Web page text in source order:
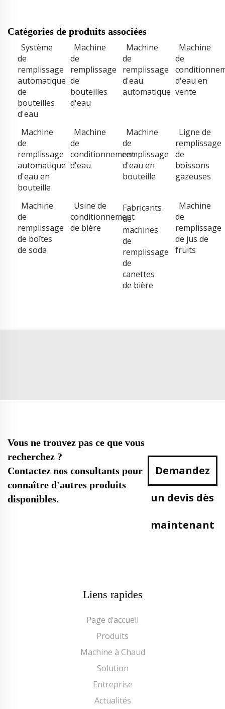
Catégories de produits associées
Système
de
remplissage
automatique
de
bouteilles
d'eau
Machine
de
remplissage
de
bouteilles
d'eau
Machine
de
remplissage
d'eau
automatique
Machine
de
d'eau en
vente
Machine
de
remplissage
automatique
d'eau en
bouteille
Machine
de
conditionnement
d'eau
Machine
de
remplissage
d'eau en
bouteille
Ligne de
remplissage
de
boissons
gazeuses
Machine
de
remplissage
de boîtes
de soda
Usine de
conditionnement
de bière
Fabricants
de
machines
de
remplissage
de
canettes
de bière
Machine
de
remplissage
de jus de
fruits
Vous ne trouvez pas ce que vous
recherchez ?
Contactez nos consultants pour
connaître d'autres produits
disponibles.
Demandez
un devis dès
maintenant
Liens rapides
Page d’accueil
Produits
Machine à Chaud
Solution
Entreprise
Actualités